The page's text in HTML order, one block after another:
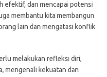
efektif, dan mencapai potensi
membantu kita membangun
lain dan mengatasi konflik
melakukan refleksi diri,
mengenali kekuatan dan